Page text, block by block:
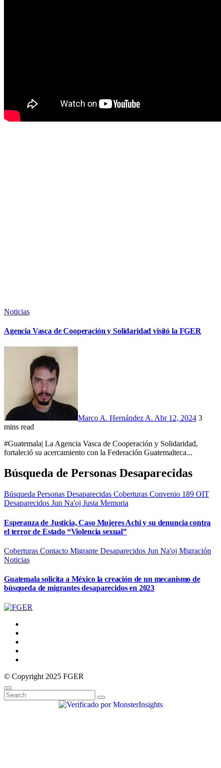
Noticias
Agencia Vasca de Cooperación y Solidaridad visitó la FGER
Marco A. Hernández A. Abr 12, 2024 3
mins read
#Guatemala| La Agencia Vasca de Cooperación y Solidaridad,
fortaleció su acercamiento con la Federación Guatemalteca...
Búsqueda de Personas Desaparecidas
Búsqueda Personas Desaparecidas Coberturas Convenio 189 OIT
Desaparecidos Jun Na'oj Justa Memoria
Esperanza de Justicia, Caso Mujeres Achi y su denuncia contra
el terror de Estado “Violencia sexual”
Coberturas Contacto Migrante Desaparecidos Jun Na'oj Migración
Noticias
Guatemala solicita a México la creación de un mecanismo de
búsqueda de migrantes desaparecidos en 2023
© Copyright 2025 FGER